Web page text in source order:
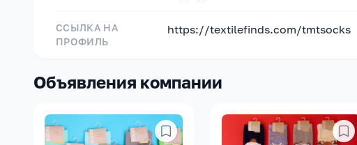
ССЫЛКА НА
ПРОФИЛЬ
https://textilefinds.com/tmtsocks
Объявления компании